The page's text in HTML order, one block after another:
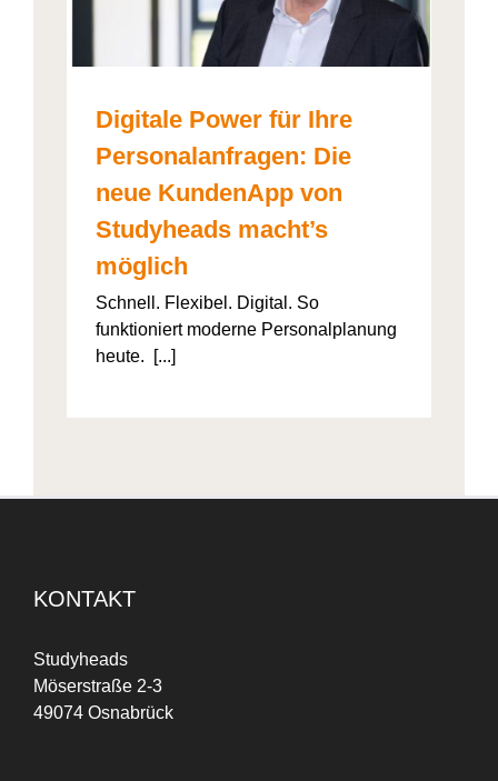
Digitale Power für Ihre
Personalanfragen: Die
neue KundenApp von
Studyheads macht’s
möglich
Schnell. Flexibel. Digital. So
funktioniert moderne Personalplanung
heute. [...]
KONTAKT
Studyheads
Möserstraße 2-3
49074 Osnabrück